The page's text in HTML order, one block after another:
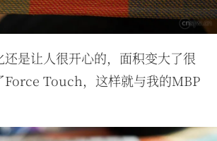
还是让人很开心的，面积变大了很
Force Touch，这样就与我的MBP